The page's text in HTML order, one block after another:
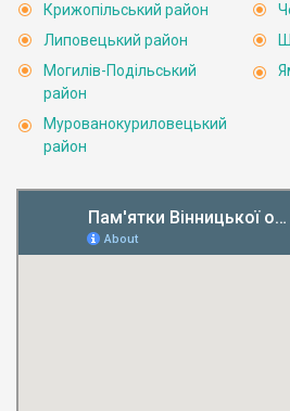
Крижопільський район
Липовецький район
Могилів-Подільський
район
Мурованокуриловецький
район